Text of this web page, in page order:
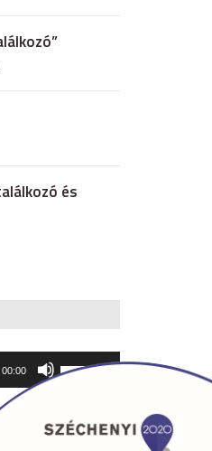
és
00:00
hangerő
csökkentéséhez